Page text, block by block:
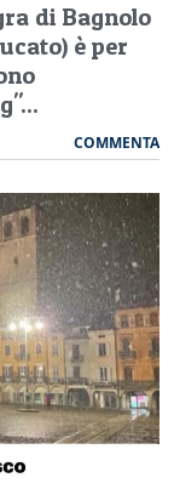
di Bagnolo
è per
COMMENTA